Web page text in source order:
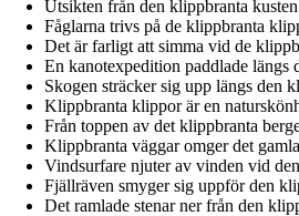
Utsikten från den klippbranta
Fåglarna trivs på de klippbranta
Det är farligt att simma vid de
En kanotexpedition paddlade längs
Skogen sträcker sig upp längs den
Klippbranta klippor är en
Från toppen av det klippbranta
Klippbranta väggar omger det
Vindsurfare njuter av vinden vid
Fjällräven smyger sig uppför den
Det ramlade stenar ner från den